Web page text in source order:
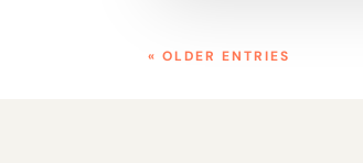
« OLDER ENTRIES